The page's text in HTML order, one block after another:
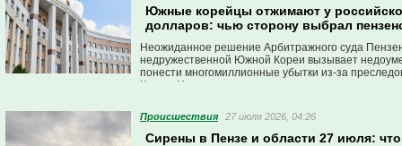
Южные корейцы отжимают у
долларов: чью сторону выбрал
Неожиданное решение Арбитражного суда
недружественной Южной Кореи вызывает
понести многомиллионные убытки из-за
Кореи. Но суд, несмотря ни на что, занимает
Проиcшествия 27 июля 2026, 04:26
Сирены в Пензе и области 27 июля: